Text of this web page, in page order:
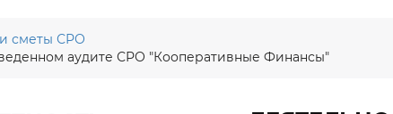
и сметы СРО
аудите СРО "Кооперативные Финансы"